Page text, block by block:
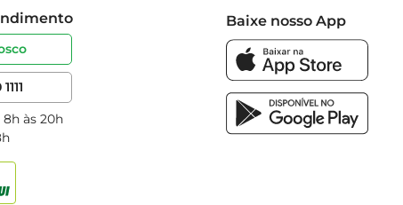
8h às 20h
Baixe nosso App